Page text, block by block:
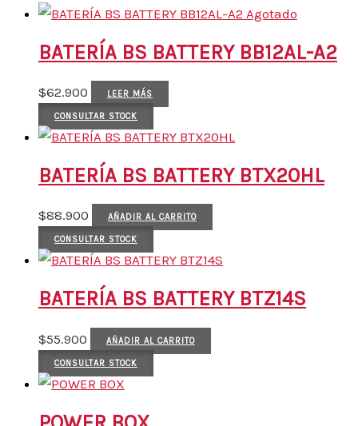
Agotado
BATERÍA BS BATTERY BB12AL-A2
$62.900 LEER MÁS
CONSULTAR STOCK
BATERÍA BS BATTERY BTX20HL
$88.900 AÑADIR AL CARRITO
CONSULTAR STOCK
BATERÍA BS BATTERY BTZ14S
$55.900 AÑADIR AL CARRITO
CONSULTAR STOCK